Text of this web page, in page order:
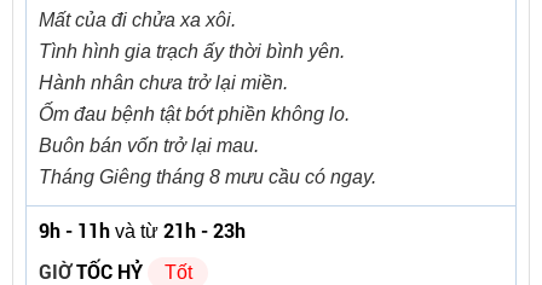
Mất của đi chửa xa xôi.
Tình hình gia trạch ấy thời bình yên.
Hành nhân chưa trở lại miền.
Ốm đau bệnh tật bớt phiền không lo.
Buôn bán vốn trở lại mau.
Tháng Giêng tháng 8 mưu cầu có ngay.
9h - 11h và từ 21h - 23h
GIỜTỐC HỶ
Tốt